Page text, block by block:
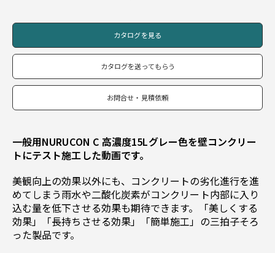
カタログを見る
カタログを送ってもらう
お問合せ・見積依頼
一般用NURUCON C 高濃度15Lグレー色を壁コンクリー
トにテスト施工した動画です。
美観向上の効果以外にも、コンクリートの劣化進行を進
めてしまう雨水や二酸化炭素がコンクリート内部に入り
込む量を低下させる効果も期待できます。「美しくする
効果」「長持ちさせる効果」「簡単施工」の三拍子そろ
った製品です。